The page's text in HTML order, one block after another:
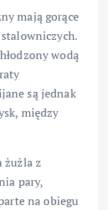
mają gorące
wodą
są jednak
między
żużla z
pary,
na obiegu